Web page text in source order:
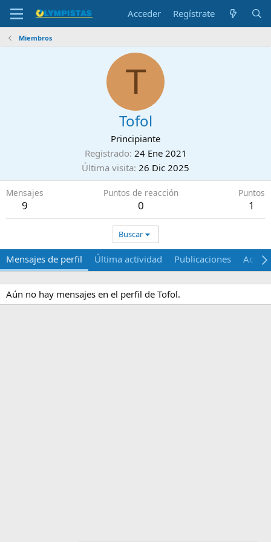
Acceder Regístrate
Miembros
T
Tofol
Principiante
Registrado 24 Ene 2021
Última visita 26 Dic 2025
Mensajes
9
Puntos de reacción
0
Puntos
1
Buscar
Mensajes de perfil Última actividad Publicaciones Acerca
Aún no hay mensajes en el perfil de Tofol.